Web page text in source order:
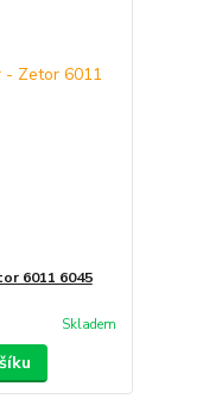
6011 6045
Skladem